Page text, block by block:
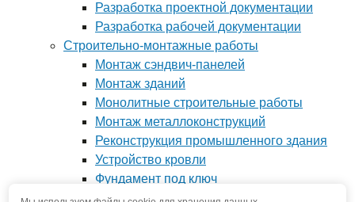
Разработка проектной документации
Разработка рабочей документации
Строительно-монтажные работы
Монтаж сэндвич-панелей
Монтаж зданий
Монолитные строительные работы
Монтаж металлоконструкций
Реконструкция промышленного здания
Устройство кровли
Фундамент под ключ
Производство металлоконструкций